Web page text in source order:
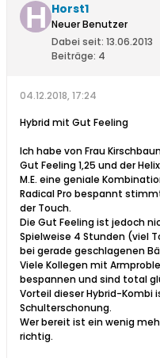
Horst1
Neuer Benutzer
Dabei seit: 13.06.2013
Beiträge: 4
04.12.2018, 17:24
Hybrid mit Gut Feeling
Ich habe von Frau
Gut Feeling 1,25 und der
M.E. eine geniale
Radical Pro bespannt
der Touch.
Die Gut Feeling ist jedoch
Spielweise 4 Stunden (viel
bei gerade geschlagenen
Viele Kollegen mit
bespannen und sind total
Vorteil dieser Hybrid-
Schulterschonung.
Wer bereit ist ein wenig
richtig.